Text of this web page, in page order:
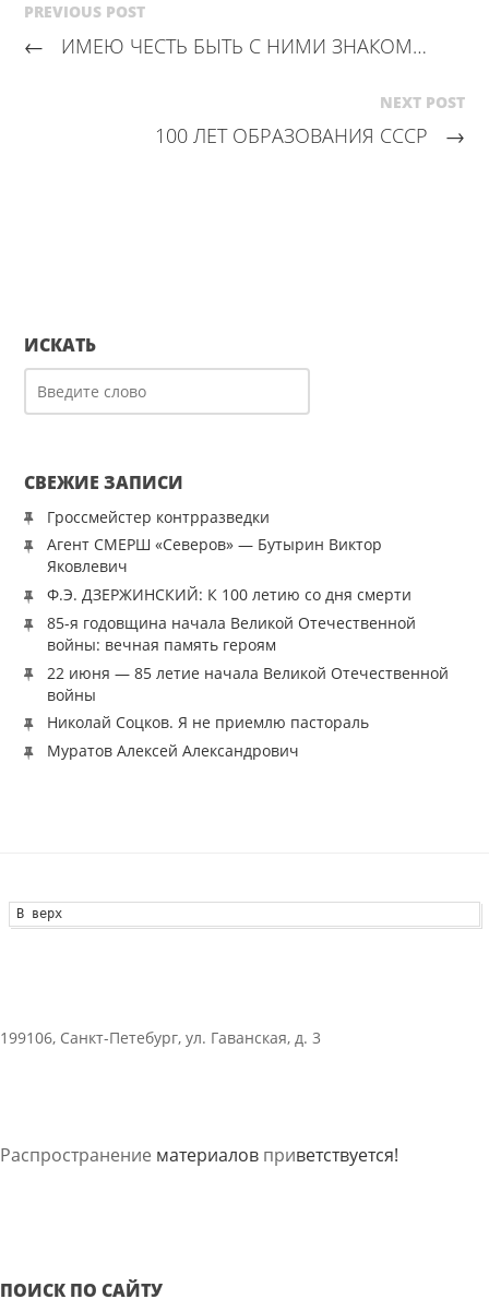
PREVIOUS POST
← ИМЕЮ ЧЕСТЬ БЫТЬ С НИМИ ЗНАКОМ…
NEXT POST
100 ЛЕТ ОБРАЗОВАНИЯ СССР →
ИСКАТЬ
СВЕЖИЕ ЗАПИСИ
Гроссмейстер контрразведки
Агент СМЕРШ «Северов» — Бутырин Виктор
Яковлевич
Ф.Э. ДЗЕРЖИНСКИЙ: К 100 летию со дня смерти
85-я годовщина начала Великой Отечественной
войны: вечная память героям
22 июня — 85 летие начала Великой Отечественной
войны
Николай Соцков. Я не приемлю пастораль
Муратов Алексей Александрович
В верх
199106, Санкт-Петебург, ул. Гаванская, д. 3
Распространение материалов приветствуется!
ПОИСК ПО САЙТУ